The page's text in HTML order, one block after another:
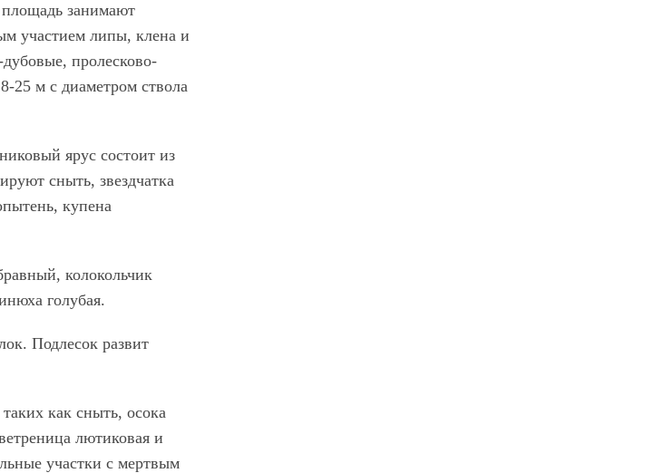
занимают
участием липы, клена и
пролесково-
25 м с диаметром ствола
ярус состоит из
сныть, звездчатка
купена
колокольчик
голубая.
Подлесок развит
как сныть, осока
лютиковая и
участки с мертвым